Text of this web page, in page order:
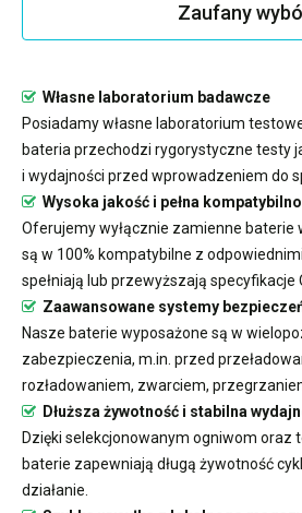
Zaufany
Własne laboratorium badawcze
Posiadamy własne laboratorium
bateria przechodzi rygorystyczne testy
i wydajności przed wprowadzeniem do
Wysoka jakość i pełna
Oferujemy wyłącznie zamienne baterie
są w 100% kompatybilne z
spełniają lub przewyższają specyfikacje
Zaawansowane systemy
Nasze baterie wyposażone są w
zabezpieczenia, m.in. przed
rozładowaniem, zwarciem,
Dłuższa żywotność i stabilna
Dzięki selekcjonowanym ogniwom oraz
baterie zapewniają długą żywotność
działanie.